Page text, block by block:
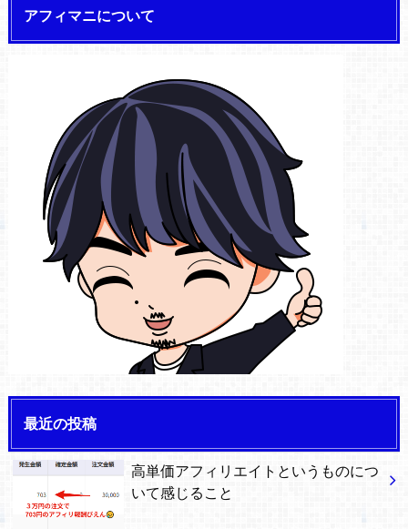
アフィマニについて
最近の投稿
高単価アフィリエイトというものにつ
いて感じること